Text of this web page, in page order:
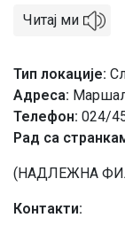
Читај ми
Тип локације
Адреса
Телефон 024/
Рад са
(НАДЛЕЖНА
Контакти